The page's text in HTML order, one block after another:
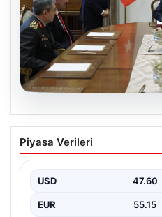
05.08.2026
Türk Hava
Paşası Özlem
kez kadınlardan oluşan
Piyasa Verileri
USD 47.60
EUR 55.15